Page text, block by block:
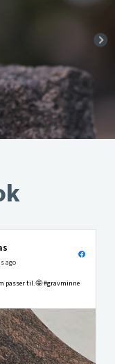
ago
passer til.🤩 #gravminne